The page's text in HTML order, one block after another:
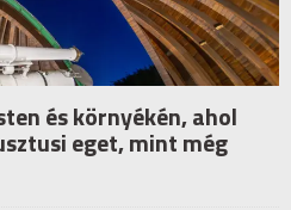
és környékén, ahol
eget, mint még